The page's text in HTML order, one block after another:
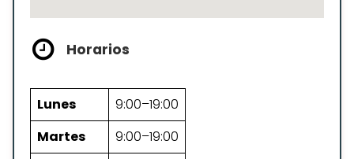
Horarios
Lunes
9:00–19:00
Martes
9:00–19:00